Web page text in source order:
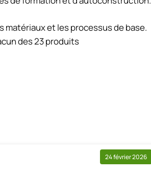
matériaux et les processus de base.
des 23 produits
24 février 2026